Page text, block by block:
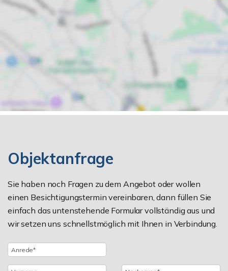
Objektanfrage
Sie haben noch Fragen zu dem Angebot oder wollen
einen Besichtigungstermin vereinbaren, dann füllen Sie
einfach das untenstehende Formular vollständig aus und
wir setzen uns schnellstmöglich mit Ihnen in Verbindung.